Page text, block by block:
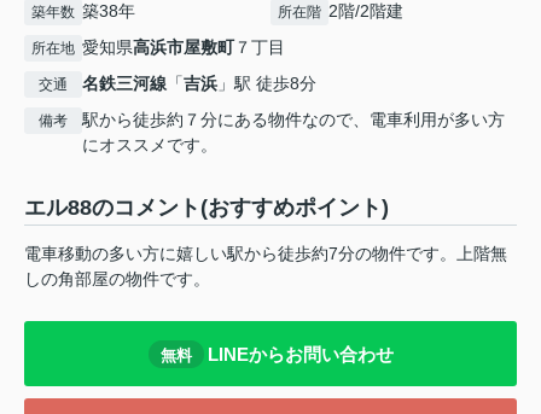
築年数 築38年 所在階 2階/2階建
所在地 愛知県高浜市屋敷町７丁目
交通 名鉄三河線 「吉浜 」駅 徒歩8分
備考
駅から徒歩約７分にある物件なので、電車利用が多い方
にオススメです。
エル88のコメント(おすすめポイント)
電車移動の多い方に嬉しい駅から徒歩約7分の物件です。上階無
しの角部屋の物件です。
無料 LINEからお問い合わせ